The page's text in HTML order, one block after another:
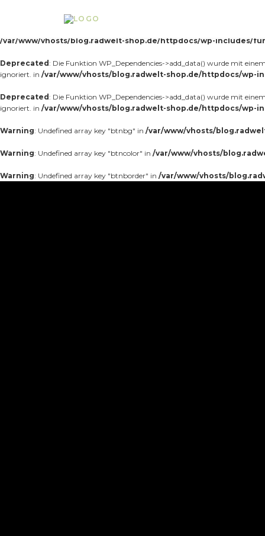
: Die Funktion _load_textdomain_just_in_time wurde
/var/www/vhosts/blog.radwelt-shop.de/httpdocs/wp-includes/
Deprecated : Die Funktion WP_Dependencies->add_data() wurde mit
ignoriert. in /var/www/vhosts/blog.radwelt-shop.de/httpdocs/wp-
Deprecated : Die Funktion WP_Dependencies->add_data() wurde mit
ignoriert. in /var/www/vhosts/blog.radwelt-shop.de/httpdocs/wp-
Warning: Undefined array key "btnbg" in /var/www/vhosts/
Warning: Undefined array key "btncolor" in /var/www/vhosts/
Warning: Undefined array key "btnborder" in /var/www/vhosts/